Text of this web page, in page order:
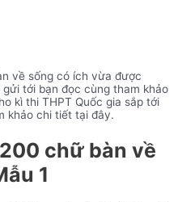
về sống có ích vừa được
tới bạn đọc cùng tham khảo
kì thi THPT Quốc gia sắp tới
khảo chi tiết tại đây.
chữ bàn về
1